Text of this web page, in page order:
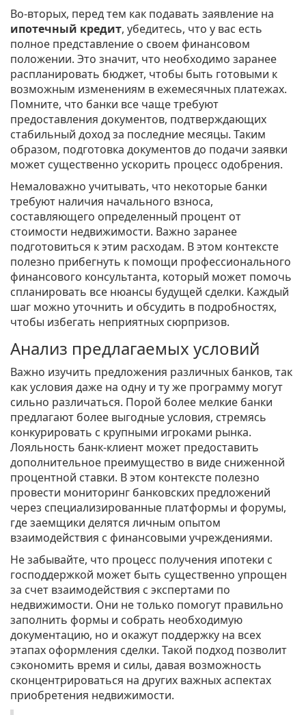
Во-вторых, перед тем как подавать заявление на
ипотечный кредит, убедитесь, что у вас есть
полное представление о своем финансовом
положении. Это значит, что необходимо заранее
распланировать бюджет, чтобы быть готовыми к
возможным изменениям в ежемесячных платежах.
Помните, что банки все чаще требуют
предоставления документов, подтверждающих
стабильный доход за последние месяцы. Таким
образом, подготовка документов до подачи заявки
может существенно ускорить процесс одобрения.
Немаловажно учитывать, что некоторые банки
требуют наличия начального взноса,
составляющего определенный процент от
стоимости недвижимости. Важно заранее
подготовиться к этим расходам. В этом контексте
полезно прибегнуть к помощи профессионального
финансового консультанта, который может помочь
спланировать все нюансы будущей сделки. Каждый
шаг можно уточнить и обсудить в подробностях,
чтобы избегать неприятных сюрпризов.
Анализ предлагаемых условий
Важно изучить предложения различных банков, так
как условия даже на одну и ту же программу могут
сильно различаться. Порой более мелкие банки
предлагают более выгодные условия, стремясь
конкурировать с крупными игроками рынка.
Лояльность банк-клиент может предоставить
дополнительное преимущество в виде сниженной
процентной ставки. В этом контексте полезно
провести мониторинг банковских предложений
через специализированные платформы и форумы,
где заемщики делятся личным опытом
взаимодействия с финансовыми учреждениями.
Не забывайте, что процесс получения ипотеки с
господдержкой может быть существенно упрощен
за счет взаимодействия с экспертами по
недвижимости. Они не только помогут правильно
заполнить формы и собрать необходимую
документацию, но и окажут поддержку на всех
этапах оформления сделки. Такой подход позволит
сэкономить время и силы, давая возможность
сконцентрироваться на других важных аспектах
приобретения недвижимости.